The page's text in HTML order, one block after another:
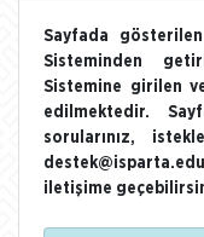
Sayfada
Sisteminden
Sistemine girilen
edilmektedir.
sorularınız,
iletişime